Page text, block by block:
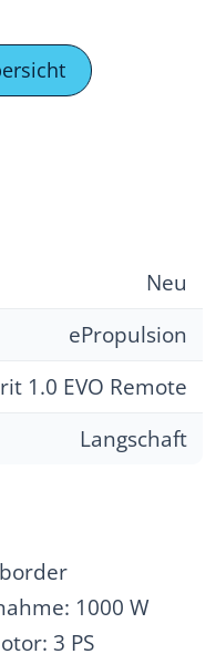
Neu
ePropulsion
1.0 EVO Remote
Langschaft
1000 W
3 PS